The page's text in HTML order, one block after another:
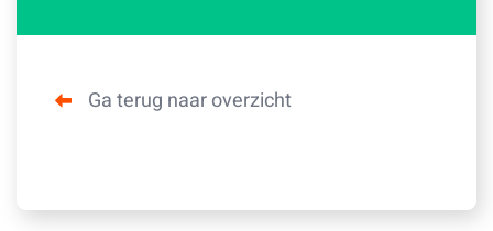
Ga terug naar overzicht